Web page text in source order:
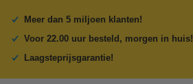
Meer dan 5 miljoen klanten!
Voor 22.00 uur besteld, morgen in huis!
Laagsteprijsgarantie!